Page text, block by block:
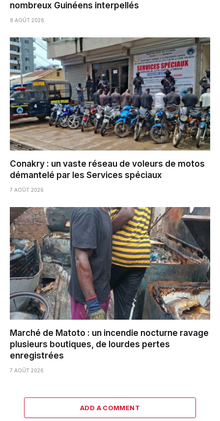
nombreux Guinéens interpellés
8 AOÛT 2026
Conakry : un vaste réseau de voleurs de motos
démantelé par les Services spéciaux
7 AOÛT 2026
Marché de Matoto : un incendie nocturne ravage
plusieurs boutiques, de lourdes pertes
enregistrées
7 AOÛT 2026
ADD A COMMENT